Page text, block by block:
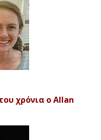
χρόνια ο Allan